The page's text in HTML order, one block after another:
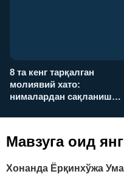
8 та кенг тарқалган
молиявий хато:
нималардан сақланиш
Мавзуга оид
Хонанда Ёрқинхўжа